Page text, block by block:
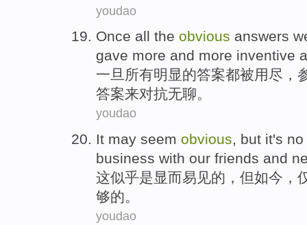
youdao
Once all the obvious answers
gave more and more inventive
一旦 所有明显的答案都被用尽 ，
答案来对抗无聊。
youdao
It may seem obvious, but it's
business with our friends and
这似乎是显而易见的， 但如今，
够的。
youdao